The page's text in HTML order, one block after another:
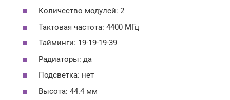
Количество модулей: 2
Тактовая частота: 4400 МГц
Тайминги: 19-19-19-39
Радиаторы: да
Подсветка: нет
Высота: 44.4 мм